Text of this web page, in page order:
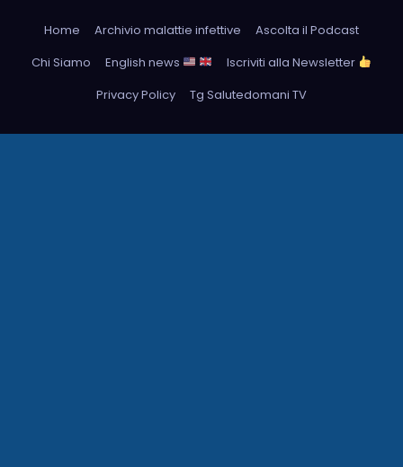
Home Archivio malattie infettive
Ascolta il Podcast
Chi Siamo
English news
Iscriviti alla Newsletter
Privacy Policy
Tg Salutedomani TV